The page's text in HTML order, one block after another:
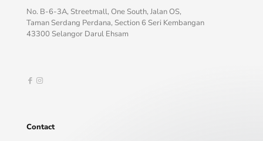
No. B-6-3A, Streetmall, One South, Jalan OS,
Taman Serdang Perdana, Section 6 Seri Kembangan
43300 Selangor Darul Ehsam
Contact